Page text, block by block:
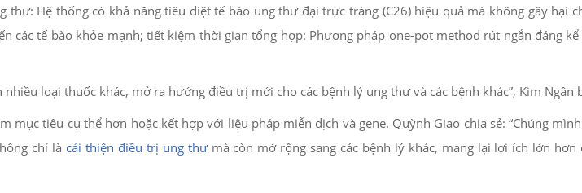
Hệ thống có khả năng tiêu diệt tế bào ung thư đại trực tràng (C26) hiệu quả mà không gây hại
các tế bào khỏe mạnh; tiết kiệm thời gian tổng hợp: Phương pháp one-pot method rút ngắn đáng
loại thuốc khác, mở ra hướng điều trị mới cho các bệnh lý ung thư và các bệnh khác”, Kim Ngân
tiêu cụ thể hơn hoặc kết hợp với liệu pháp miễn dịch và gene. Quỳnh Giao chia sẻ: “Chúng
chỉ là cải thiện điều trị ung thưmà còn mở rộng sang các bệnh lý khác, mang lại lợi ích lớn hơn